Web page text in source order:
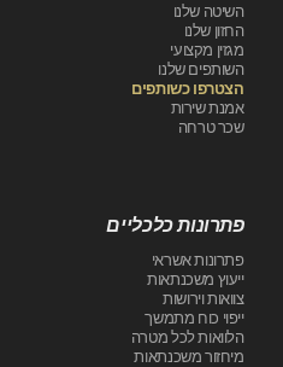
השיטה שלנו
החזון שלנו
מגזין מקצועי
השותפים שלנו
הצטרפו כשותפים
אמנת שירות
שכר טרחה
פתרונות כלכליים
פתרונות אשראי
ייעוץ משכנתאות
צוואות וירושות
ייפוי כוח מתמשך
הלוואות לכל מטרה
מיחזור משכנתאות